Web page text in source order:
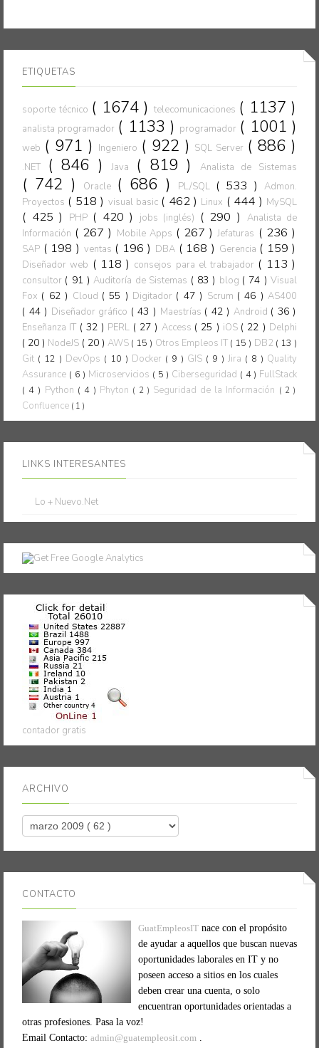
ETIQUETAS
soporte técnico ( 1674 ) telecomunicaciones ( 1137 )
analista programador ( 1133 ) programador ( 1001 )
web ( 971 ) Ingeniero ( 922 ) SQL Server ( 886 )
.NET ( 846 )Java ( 819 ) Analista de Sistemas
( 742 ) Oracle ( 686 ) PL/SQL ( 533 )Admon.
Proyectos ( 518 ) visual basic ( 462 ) Linux ( 444 ) MySQL
( 425 ) PHP ( 420 ) jobs (inglés) ( 290 )
Analista de
Información ( 267 ) Mobile Apps ( 267 )Jefaturas ( 236 )
SAP ( 198 ) ventas ( 196 ) DBA ( 168 ) Gerencia ( 159 )
Diseñador web ( 118 ) consejos para el trabajador ( 113 )
consultor ( 91 )Auditoría de Sistemas ( 83 ) blog ( 74 )Visual
Fox ( 62 ) Cloud ( 55 ) Digitador ( 47 ) Scrum ( 46 ) AS400
( 44 ) Diseñador gráfico ( 43 ) Maestrías ( 42 ) Android ( 36 )
Enseñanza IT ( 32 ) PERL ( 27 ) Access ( 25 ) iOS ( 22 ) Delphi
( 20 ) NodeJS ( 20 )AWS ( 15 ) Otros Empleos IT ( 15 ) DB2 ( 13 )
Git ( 12 ) DevOps ( 10 ) Docker ( 9 ) GIS ( 9 ) Jira ( 8 ) Quality
Assurance ( 6 ) Microservicios ( 5 ) Ciberseguridad ( 4 ) FullStack
( 4 ) Python ( 4 ) Phyton ( 2 ) Seguridad de la Información ( 2 )
Confluence ( 1 )
LINKS INTERESANTES
Lo + Nuevo.Net
contador gratis
ARCHIVO
CONTACTO
GuatEmpleosIT nace con el propósito
de ayudar a aquellos que buscan nuevas
oportunidades laborales en IT y no
poseen acceso a sitios en los cuales
deben crear una cuenta, o solo
encuentran oportunidades orientadas a
otras profesiones. Pasa la voz!
Email Contacto: admin@guatempleosit.com .